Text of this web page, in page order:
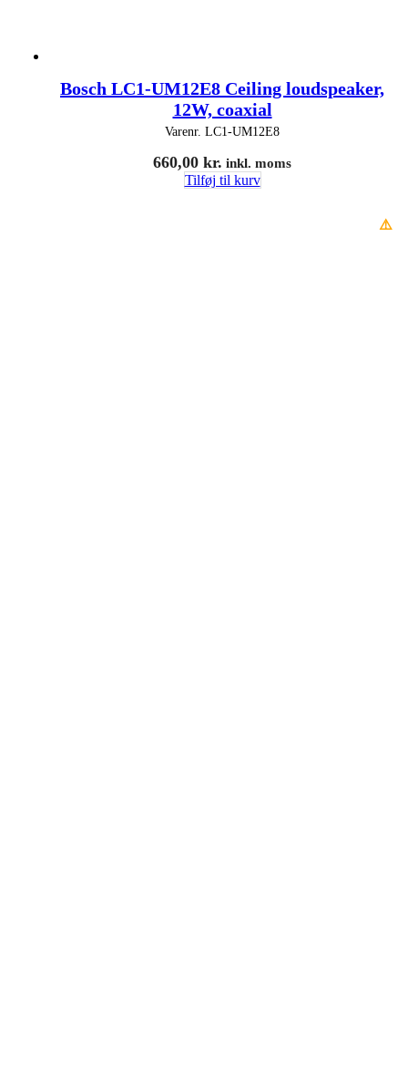
Bosch LC1-UM12E8 Ceiling loudspeaker,
12W, coaxial
Varenr. LC1-UM12E8
660,00 kr. inkl. moms
Tilføj til kurv
⚠️